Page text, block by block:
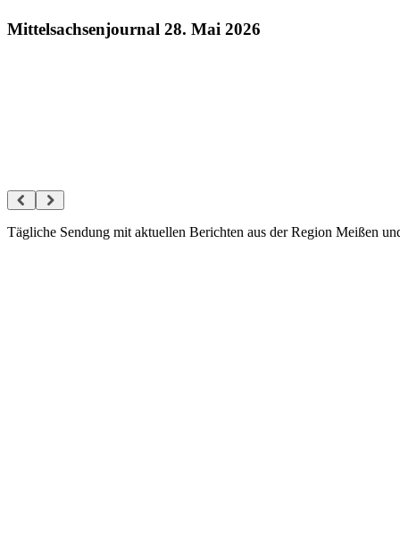
Mittelsachsenjournal 28. Mai 2026
Tägliche Sendung mit aktuellen Berichten aus der Region Meißen